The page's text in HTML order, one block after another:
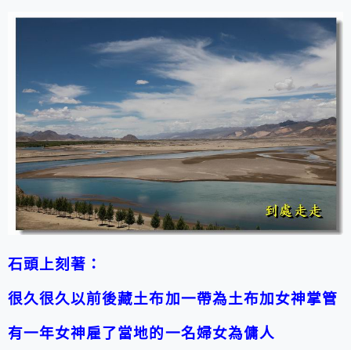
石頭上刻著：
很久很久以前後藏土布加一帶為土布加女神掌管
有一年女神雇了當地的一名婦女為傭人